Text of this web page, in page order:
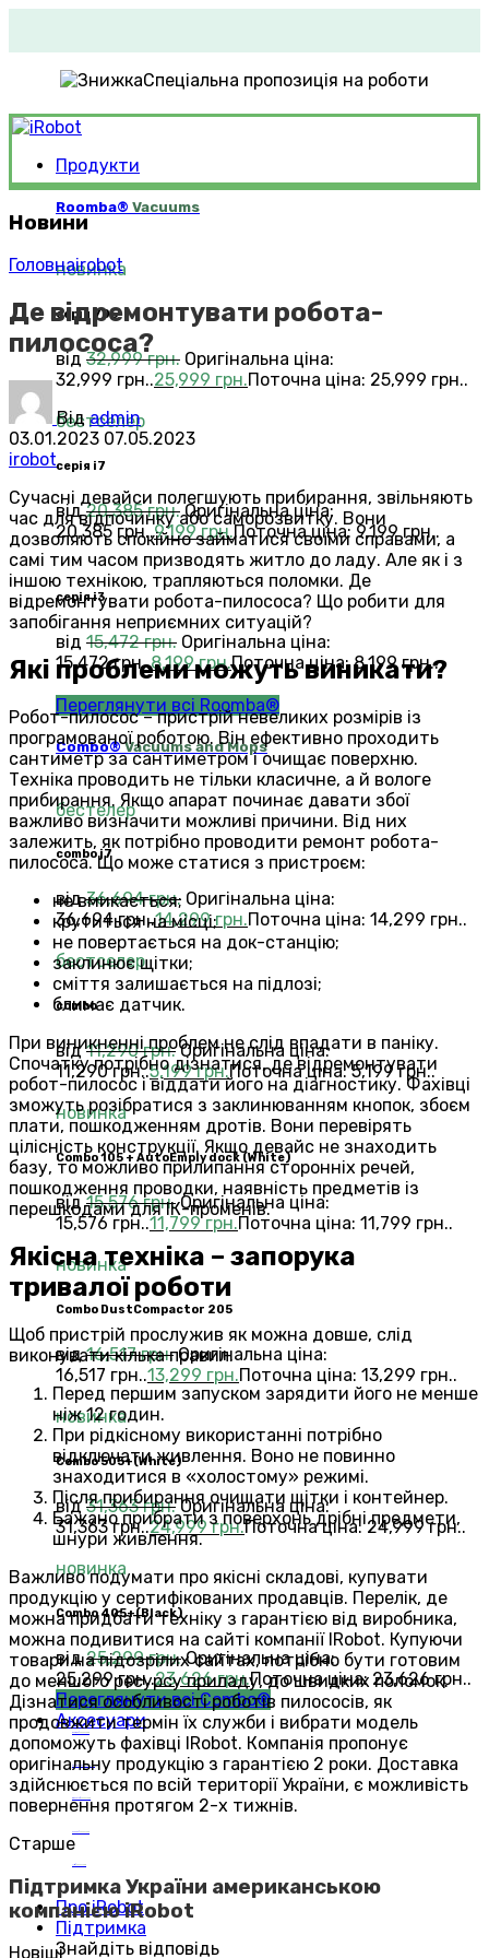
Спеціальна пропозиція на роботи
Продукти
Roomba® Vacuums
новинка
серія 705
від 32,999грн. Оригінальна ціна:
32,999 грн..25,999 грн.Поточна ціна: 25,999 грн..
бестселер
серія i7
від20,385грн. Оригінальна ціна:
20,385 грн..9,199грн.Поточна ціна: 9,199 грн..
серія i3
від 15,472грн. Оригінальна ціна:
15,472 грн..8,199грн.Поточна ціна: 8,199 грн..
Переглянути всі Roomba®
Combo®Vacuums and Mops
бестелер
combo j7
від36,694грн. Оригінальна ціна:
36,694 грн..14,299грн.Поточна ціна: 14,299 грн..
бестселер
combo
від11,290грн. Оригінальна ціна:
11,290 грн..5,199грн.Поточна ціна: 5,199 грн..
новинка
Combo 105 + AutoEmply dock (White)
від15,576грн. Оригінальна ціна:
15,576 грн..11,799грн.Поточна ціна: 11,799 грн..
новинка
Combo DustCompactor 205
від16,517грн. Оригінальна ціна:
16,517 грн..13,299 грн.Поточна ціна: 13,299 грн..
новинка
Сombo 505+(White)
від31,363грн. Оригінальна ціна:
31,363 грн..24,999грн.Поточна ціна: 24,999 грн..
новинка
Сombo 405+(Black)
від25,299грн. Оригінальна ціна:
25,299 грн..23,626грн.Поточна ціна: 23,626 грн..
Переглянути всі Combo®
Аксесуари
Про iRobot
Підтримка
Знайдіть відповідь
Новини
Головнаirobot
Де відремонтувати робота-
пилососа?
Відadmin
03.01.2023 07.05.2023
irobot
Сучасні девайси полегшують прибирання, звільняють
час для відпочинку або саморозвитку. Вони
дозволяють спокійно займатися своїми справами, а
самі тим часом призводять житло до ладу. Але як і з
іншою технікою, трапляються поломки. Де
відремонтувати робота-пилососа? Що робити для
запобігання неприємних ситуацій?
Які проблеми можуть виникати?
Робот-пилосос – пристрій невеликих розмірів із
програмованої роботою. Він ефективно проходить
сантиметр за сантиметром і очищає поверхню.
Техніка проводить не тільки класичне, а й вологе
прибирання. Якщо апарат починає давати збої
важливо визначити можливі причини. Від них
залежить, як потрібно проводити ремонт робота-
пилососа. Що може статися з пристроєм:
не вмикається;
крутиться на місці;
не повертається на док-станцію;
заклинює щітки;
сміття залишається на підлозі;
блимає датчик.
При виникненні проблем не слід впадати в паніку.
Спочатку потрібно дізнатися, де відремонтувати
робот-пилосос і віддати його на діагностику. Фахівці
зможуть розібратися з заклинюванням кнопок, збоєм
плати, пошкодженням дротів. Вони перевірять
цілісність конструкції. Якщо девайс не знаходить
базу, то можливо прилипання сторонніх речей,
пошкодження проводки, наявність предметів із
перешкодами для ІК-променів.
Якісна техніка – запорука
тривалої роботи
Щоб пристрій прослужив як можна довше, слід
виконувати кілька правил.
Перед першим запуском зарядити його не менше
ніж 12 годин.
При рідкісному використанні потрібно
відключати живлення. Воно не повинно
знаходитися в «холостому» режимі.
Після прибирання очищати щітки і контейнер.
Бажано прибрати з поверхонь дрібні предмети,
шнури живлення.
Важливо подумати про якісні складові, купувати
продукцію у сертифікованих продавців. Перелік, де
можна придбати техніку з гарантією від виробника,
можна подивитися на сайті компанії IRobot. Купуючи
товари на підозрілих сайтах, потрібно бути готовим
до меншого ресурсу приладу, до швидких поломок.
Дізнатися особливості роботів пилососів, як
продовжити термін їх служби і вибрати модель
допоможуть фахівці IRobot. Компанія пропонує
оригінальну продукцію з гарантією 2 роки. Доставка
здійснюється по всій території України, є можливість
повернення протягом 2-х тижнів.
Старше
Підтримка України американською
компанією iRobot
Новіші